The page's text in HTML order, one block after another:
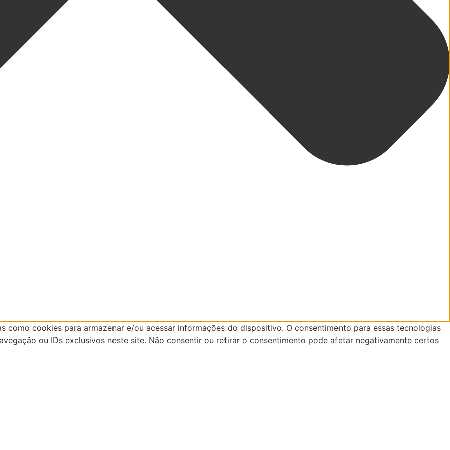
como cookies para armazenar e/ou acessar informações do dispositivo. O consentimento para essas tecnologias
ou IDs exclusivos neste site. Não consentir ou retirar o consentimento pode afetar negativamente certos